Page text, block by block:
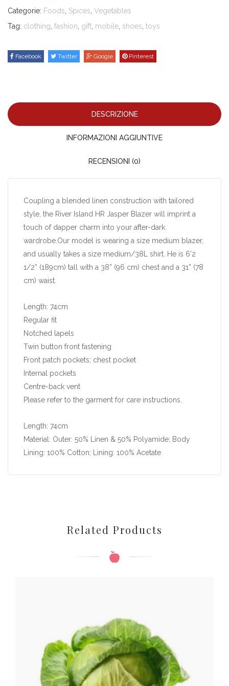
Categorie: Foods Spices Vegetables
Tag: clothing fashion gift mobile shoes toys
Facebook Twitter Google Pinterest
DESCRIZIONE
INFORMAZIONI AGGIUNTIVE
RECENSIONI (0)
Coupling a blended linen construction with tailored
style, the River Island HR Jasper Blazer will imprint a
touch of dapper charm into your after-dark
wardrobe.Our model is wearing a size medium blazer,
and usually takes a size medium/38L shirt. He is 6’2
1/2” (189cm) tall with a 38” (96 cm) chest and a 31” (78
cm) waist.
Length: 74cm
Regular fit
Notched lapels
Twin button front fastening
Front patch pockets; chest pocket
Internal pockets
Centre-back vent
Please refer to the garment for care instructions.
Length: 74cm
Material: Outer: 50% Linen & 50% Polyamide; Body
Lining: 100% Cotton; Lining: 100% Acetate
Related Products